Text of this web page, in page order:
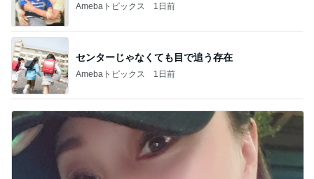
Amebaトピックス 1日前
センターじゃなくても目で追う存在
Amebaトピックス 1日前